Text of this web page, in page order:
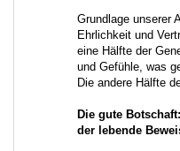
Grundlage unserer
Ehrlichkeit und
eine Hälfte der
und Gefühle, was
Die andere Hälfte
Die gute
der lebende